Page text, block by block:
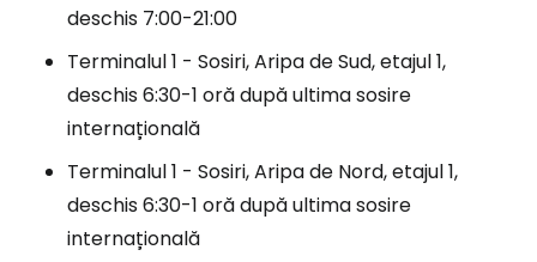
deschis 7:00-21:00
Terminalul 1 - Sosiri, Aripa de Sud, etajul 1,
deschis 6:30-1 oră după ultima sosire
internațională
Terminalul 1 - Sosiri, Aripa de Nord, etajul 1,
deschis 6:30-1 oră după ultima sosire
internațională